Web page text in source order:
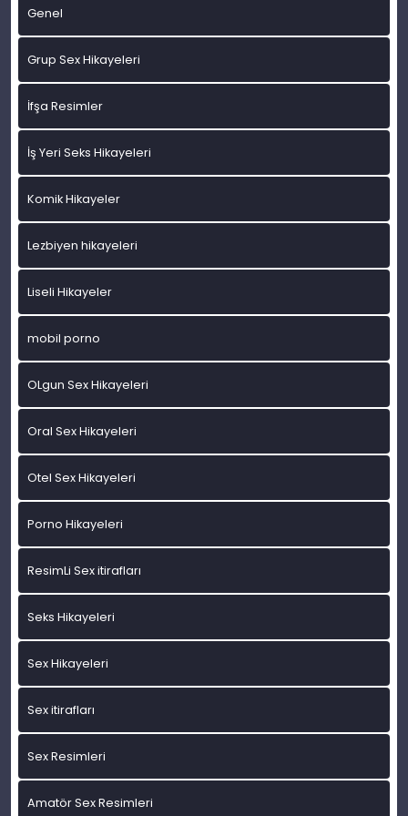
Genel
Grup Sex Hikayeleri
İfşa Resimler
İş Yeri Seks Hikayeleri
Komik Hikayeler
Lezbiyen hikayeleri
Liseli Hikayeler
mobil porno
OLgun Sex Hikayeleri
Oral Sex Hikayeleri
Otel Sex Hikayeleri
Porno Hikayeleri
ResimLi Sex itirafları
Seks Hikayeleri
Sex Hikayeleri
Sex itirafları
Sex Resimleri
Amatör Sex Resimleri